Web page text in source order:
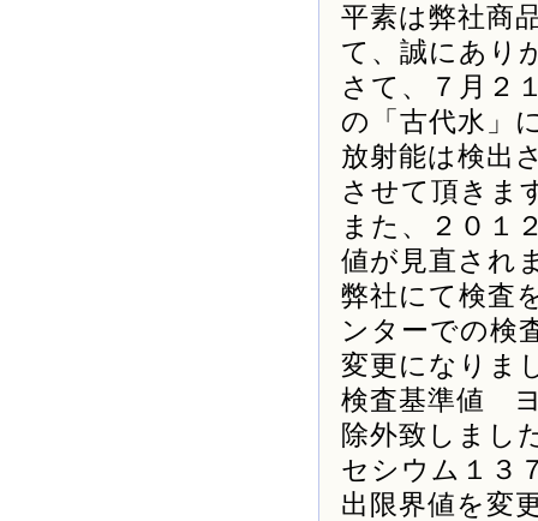
平素は弊社商
て、誠にあり
さて、７月 ２
の「古代水」
放射能は検出
させて頂きま
また、２０１
値が見直され
弊社にて検査
ンターでの検
変更になりま
検査基準値
除外致しまし
セシウム１３
出限界値を変